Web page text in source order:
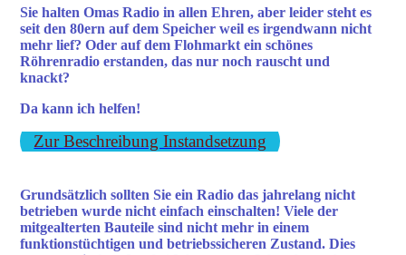
Sie halten Omas Radio in allen Ehren, aber leider steht es
seit den 80ern auf dem Speicher weil es irgendwann nicht
mehr lief? Oder auf dem Flohmarkt ein schönes
Röhrenradio erstanden, das nur noch rauscht und
knackt?
Da kann ich helfen!
Zur Beschreibung Instandsetzung
Grundsätzlich sollten Sie ein Radio das jahrelang nicht
betrieben wurde nicht einfach einschalten! Viele der
mitgealterten Bauteile sind nicht mehr in einem
funktionstüchtigen und betriebssicheren Zustand. Dies